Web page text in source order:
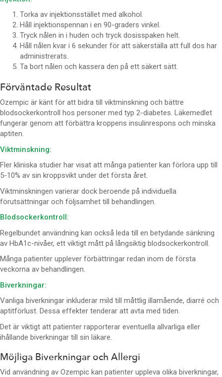
Torka av injektionsstället med alkohol.
Håll injektionspennan i en 90-graders vinkel.
Tryck nålen in i huden och tryck dosisspaken helt.
Håll nålen kvar i 6 sekunder för att säkerställa att full dos har
administrerats.
Ta bort nålen och kassera den på ett säkert sätt.
Förväntade Resultat
Ozempic är känt för att bidra till viktminskning och bättre
blodsockerkontroll hos personer med typ 2-diabetes. Läkemedlet
fungerar genom att förbättra kroppens insulinrespons och minska
aptiten.
Viktminskning:
Fler kliniska studier har visat att många patienter kan förlora upp till
5-10% av sin kroppsvikt under det första året.
Viktminskningen varierar dock beroende på individuella
förutsättningar och följsamhet till behandlingen.
Blodsockerkontroll:
Regelbundet användning kan också leda till en betydande sänkning
av HbA1c-nivåer, ett viktigt mått på långsiktig blodsockerkontroll.
Många patienter upplever förbättringar redan inom de första
veckorna av behandlingen.
Biverkningar:
Vanliga biverkningar inkluderar mild till måttlig illamående, diarré och
aptitförlust. Dessa effekter tenderar att avta med tiden.
Det är viktigt att patienter rapporterar eventuella allvarliga eller
ihållande biverkningar till sin läkare.
Möjliga Biverkningar och Allergi
Vid användning av Ozempic kan patienter uppleva olika biverkningar,